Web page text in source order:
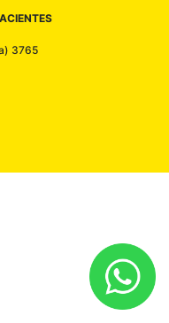
3765